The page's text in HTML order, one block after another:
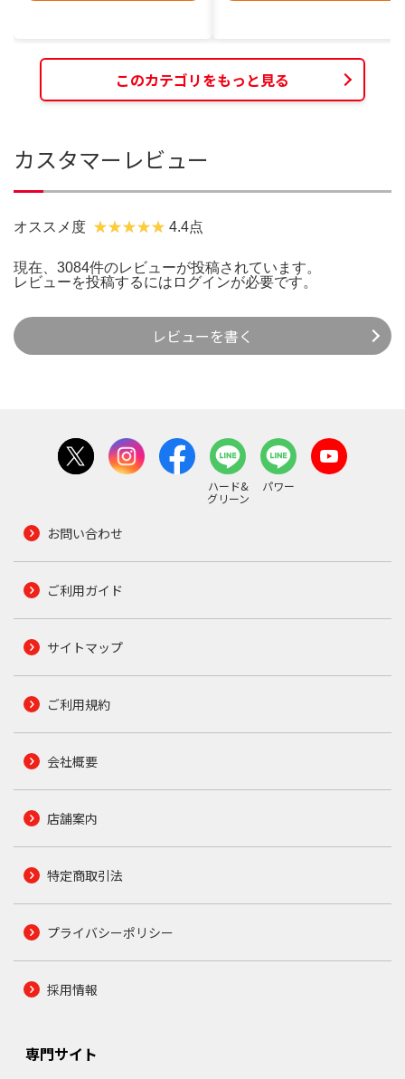
このカテゴリをもっと見る
カスタマーレビュー
オススメ度 4.4点
現在、3084件のレビューが投稿されています。
レビューを投稿するには ログインが必要です。
レビューを書く
ハード&
グリーン
パワー
お問い合わせ
ご利用ガイド
サイトマップ
ご利用規約
会社概要
店舗案内
特定商取引法
プライバシーポリシー
採用情報
専門サイト